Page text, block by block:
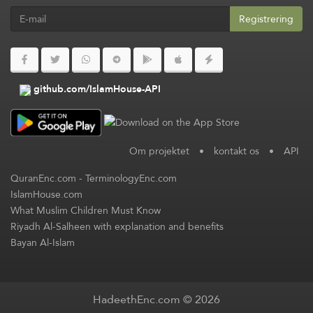
Registrering
github.com/IslamHouse-API
Om projektet • kontakt os • API
QuranEnc.com-TerminologyEnc.com
IslamHouse.com
What Muslim Children Must Know
Riyadh Al-Salheen with explanation and benefits
Bayan Al-Islam
HadeethEnc.com © 2026